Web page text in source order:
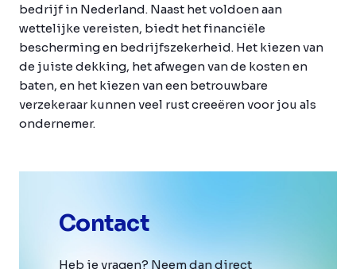
bedrijf in Nederland. Naast het voldoen aan
wettelijke vereisten, biedt het financiële
bescherming en bedrijfszekerheid. Het kiezen van
de juiste dekking, het afwegen van de kosten en
baten, en het kiezen van een betrouwbare
verzekeraar kunnen veel rust creeëren voor jou als
ondernemer.
Contact
Heb je vragen? Neem dan direct